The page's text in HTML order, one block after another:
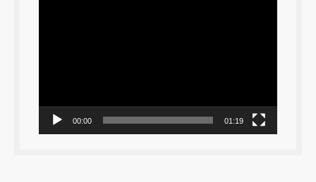
00:00 01:19